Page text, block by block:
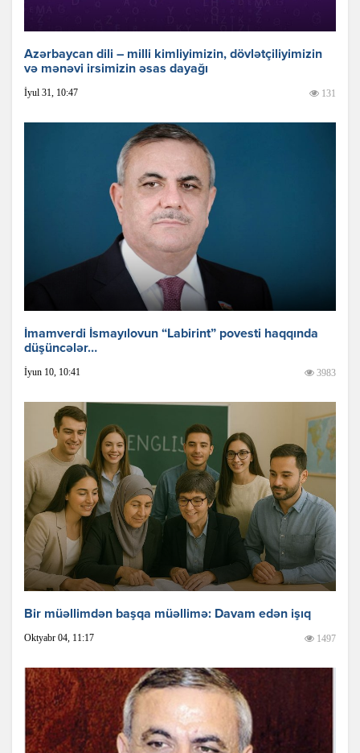
Azərbaycan dili – milli kimliyimizin, dövlətçiliyimizin
və mənəvi irsimizin əsas dayağı
İyul 31, 10:47 131
İmamverdi İsmayılovun “Labirint” povesti haqqında
düşüncələr…
İyun 10, 10:41 3983
Bir müəllimdən başqa müəllimə: Davam edən işıq
Oktyabr 04, 11:17 1497